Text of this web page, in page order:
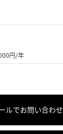
円/年
ルでお問い合わせ